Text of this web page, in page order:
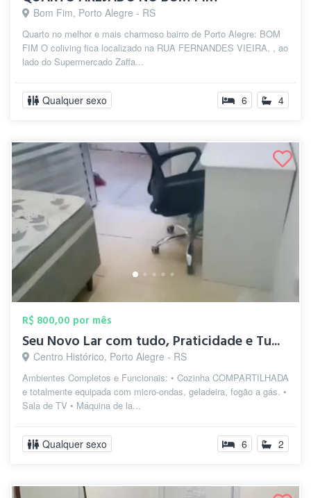
Bom Fim, Porto Alegre - RS
Quarto no melhor e mais charmoso bairro de Porto Alegre: BOM
FIM O coliving fica localizado na RUA FERNANDES VIEIRA, , ao
lado do Supermercado Zaffa...
Qualquer sexo 6 4
R$ 800,00 por mês
Seu Novo Lar com tudo, Praticidade e Tu...
Centro Histórico, Porto Alegre - RS
Ambientes Completos e Funcionais: • Cozinha COMPARTILHADA
e totalmente equipada com micro-ondas, geladeira, fogão a gás. •
Sala de TV • Máquina de la...
Qualquer sexo 6 2